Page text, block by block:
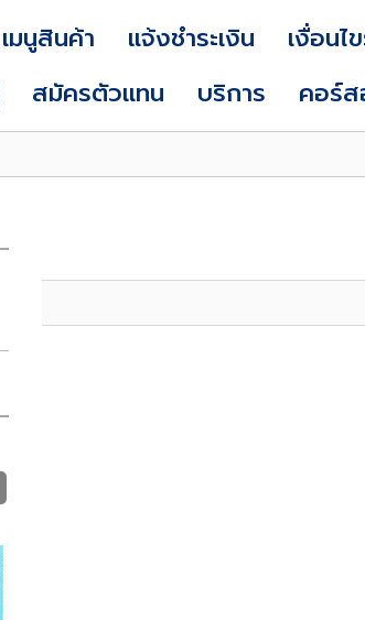
เมนูสินค้า แจ้งชำระเงิน
เงื่อนไ
สมัครตัวแทน บริการ คอร์